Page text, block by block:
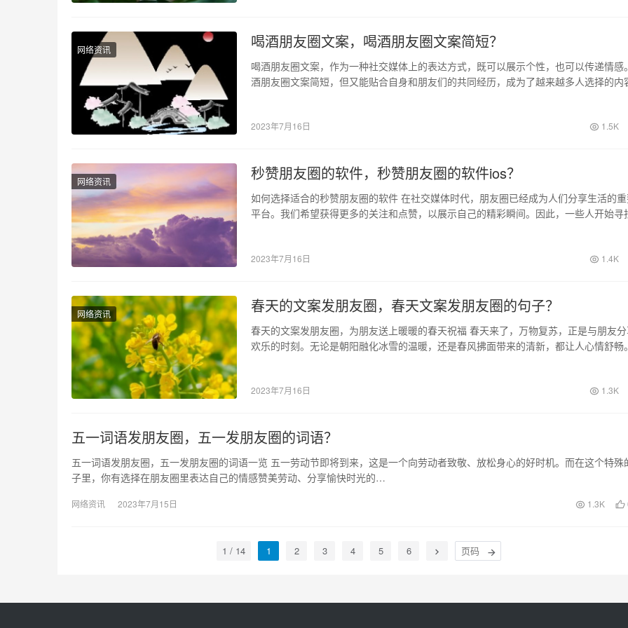
网络资讯 喝酒朋友圈文案，喝酒朋友圈文案简短？
喝酒朋友圈文案，作为一种社交媒体上的表达方式，既可以展示个性，也可以传递情感
酒朋友圈文案简短，但又能贴合自身和朋友们的共同经历，成为了越来越多人选择的内
2023年7月16日 1.5K
网络资讯 秒赞朋友圈的软件，秒赞朋友圈的软件ios？
如何选择适合的秒赞朋友圈的软件 在社交媒体时代，朋友圈已经成为人们分享生活的
平台。我们希望获得更多的关注和点赞，以展示自己的精彩瞬间。因此，一些人开始寻
2023年7月16日 1.4K
网络资讯 春天的文案发朋友圈，春天文案发朋友圈的句子？
春天的文案发朋友圈，为朋友送上暖暖的春天祝福 春天来了，万物复苏，正是与朋友
欢乐的时刻。无论是朝阳融化冰雪的温暖，还是春风拂面带来的清新，都让人心情舒畅
2023年7月16日 1.3K
五一词语发朋友圈，五一发朋友圈的词语？
五一词语发朋友圈，五一发朋友圈的词语一览 五一劳动节即将到来，这是一个向劳动者致敬、放松身心的好时机。而在这个特殊
子里，你有选择在朋友圈里表达自己的情感赞美劳动、分享愉快时光的…
网络资讯 2023年7月15日 1.3K
1 / 14 1 2 3 4 5 6